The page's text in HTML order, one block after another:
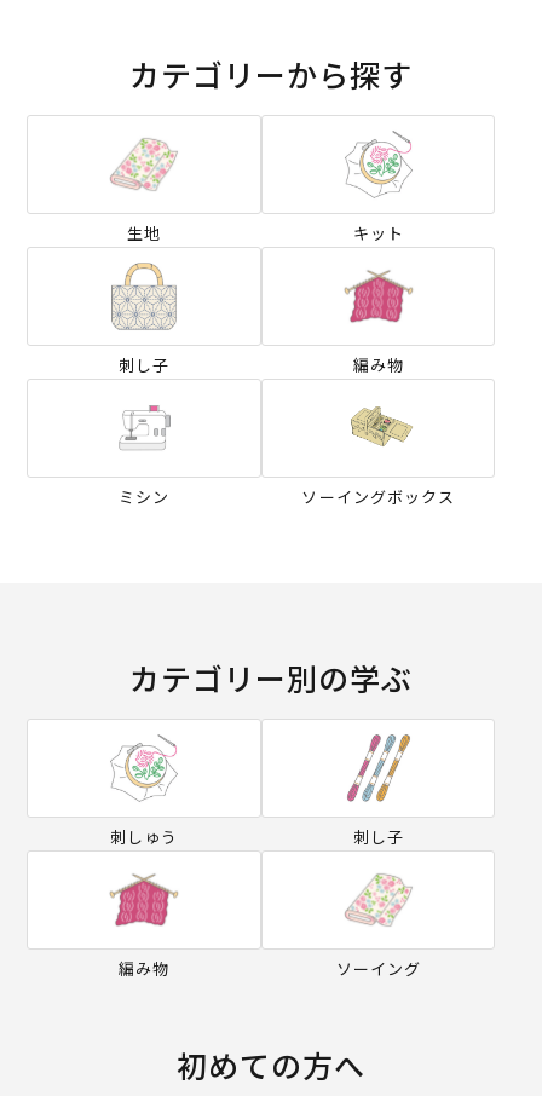
カテゴリーから探す
生地 キット
刺し子 編み物
ミシン ソーイングボックス
カテゴリー別の学ぶ
刺しゅう 刺し子
編み物 ソーイング
初めての方へ